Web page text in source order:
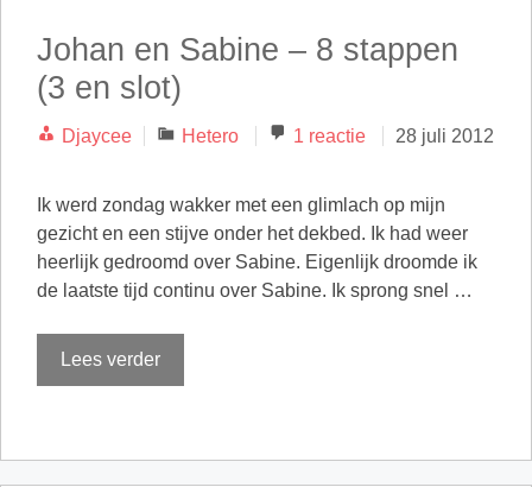
Johan en Sabine – 8 stappen
(3 en slot)
Djaycee Categorieën
Hetero 1 reactie 28 juli 2012
Ik werd zondag wakker met een glimlach op mijn
gezicht en een stijve onder het dekbed. Ik had weer
heerlijk gedroomd over Sabine. Eigenlijk droomde ik
de laatste tijd continu over Sabine. Ik sprong snel …
Lees verder